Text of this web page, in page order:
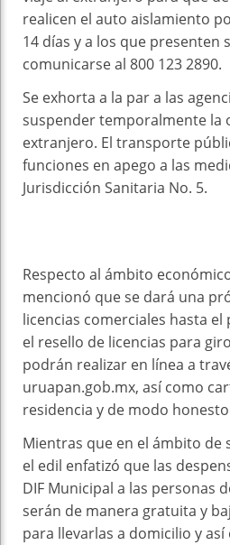
realicen el auto aislamiento
14 días y a los que presenten
comunicarse al 800 123 2890.
Se exhorta a la par a las
suspender temporalmente la
extranjero. El transporte
funciones en apego a las
Jurisdicción Sanitaria No. 5.
Respecto al ámbito
mencionó que se dará una
licencias comerciales hasta
el resello de licencias para
podrán realizar en línea a
uruapan.gob.mx, así como
residencia y de modo
Mientras que en el ámbito de
el edil enfatizó que las
DIF Municipal a las personas
serán de manera gratuita y
para llevarlas a domicilio y